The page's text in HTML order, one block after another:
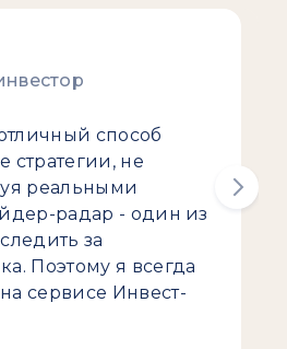
способ
стратегии, не
реальными
радар - один из
за
Поэтому я всегда
сервисе Инвест-